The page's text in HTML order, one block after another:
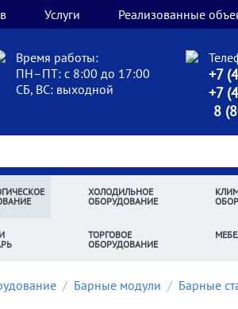
Услуги Реализованные
Время работы:
ПН–ПТ: с 8:00 до 17:00
СБ, ВС: выходной
+7
+7
8
ХОЛОДИЛЬНОЕ
ОБОРУДОВАНИЕ
ТОРГОВОЕ
ОБОРУДОВАНИЕ
/ Барные модули / Барные